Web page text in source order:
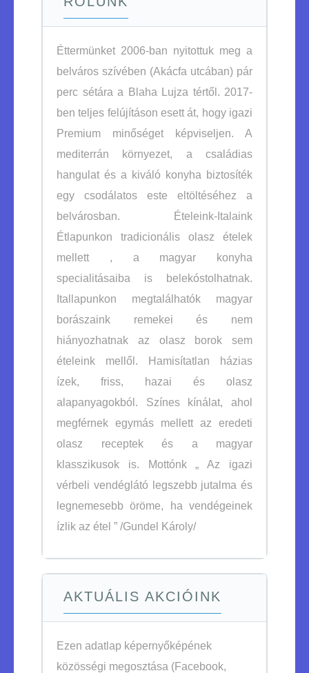
Éttermünket 2006-ban nyitottuk meg a
belváros szívében (Akácfa utcában) pár
perc sétára a Blaha Lujza tértől. 2017-
ben teljes felújításon esett át, hogy igazi
Premium minőséget képviseljen. A
mediterrán környezet, a családias
hangulat és a kiváló konyha biztosíték
egy csodálatos este eltöltéséhez a
belvárosban. Ételeink-Italaink
Étlapunkon tradicionális olasz ételek
mellett , a magyar konyha
specialitásaiba is belekóstolhatnak.
Itallapunkon megtalálhatók magyar
borászaink remekei és nem
hiányozhatnak az olasz borok sem
ételeink mellől. Hamisítatlan házias
ízek, friss, hazai és olasz
alapanyagokból. Színes kínálat, ahol
megférnek egymás mellett az eredeti
olasz receptek és a magyar
klasszikusok is. Mottónk „ Az igazi
vérbeli vendéglátó legszebb jutalma és
legnemesebb öröme, ha vendégeinek
ízlik az étel ” /Gundel Károly/
AKTUÁLIS AKCIÓINK
Ezen adatlap képernyőképének
közösségi megosztása (Facebook,